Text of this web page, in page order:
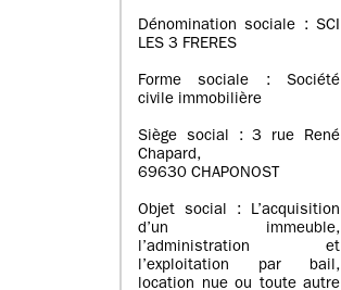
Dénomination sociale : SCI
LES 3 FRERES
Forme sociale : Société
civile immobilière
Siège social : 3 rue René
Chapard,
69630 CHAPONOST
Objet social : L’acquisition
d’un immeuble,
l’administration et
l’exploitation par bail,
location nue ou toute autre